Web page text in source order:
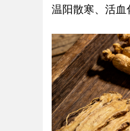
ar
温阳散寒、活血